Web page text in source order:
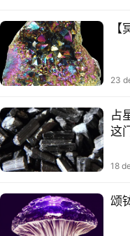
23
占
这
18
颂